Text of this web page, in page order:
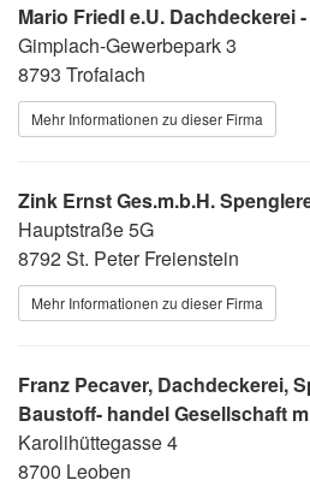
Mario Friedl e.U. Dachdeckerei
Gimplach-Gewerbepark 3
8793 Trofaiach
Mehr Informationen zu dieser Firma
Zink Ernst Ges.m.b.H.
Hauptstraße 5G
8792 St. Peter Freienstein
Mehr Informationen zu dieser Firma
Franz Pecaver, Dachdeckerei,
Baustoff- handel Gesellschaft
Karolihüttegasse 4
8700 Leoben